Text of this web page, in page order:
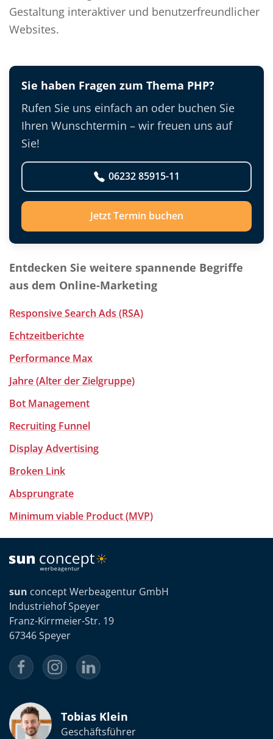
Gestaltung interaktiver und benutzerfreundlicher
Websites.
Sie haben Fragen zum Thema PHP?
Rufen Sie uns einfach an oder buchen Sie
Ihren Wunschtermin – wir freuen uns auf
Sie!
06232 85915-11
Jetzt Termin buchen
Entdecken Sie weitere spannende Begriffe
aus dem Online-Marketing
Responsive Search Ads (RSA)
Echtzeitberichte
Performance Max
Jahre (Alter der Zielgruppe)
Bot Management
Recruiting Funnel
Display Advertising
Broken Link
Absprungrate
Minimum viable Product (MVP)
sun concept Werbeagentur GmbH
Industriehof Speyer
Franz-Kirrmeier-Str. 19
67346 Speyer
Tobias Klein
Geschäftsführer